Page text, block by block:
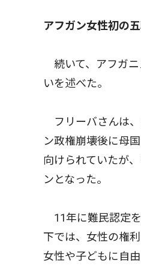
アフガン女性初の
続いて、アフガニ
いを述べた。
フリーバさんは、
ン政権崩壊後に母
向けられていたが
ンとなった。
11年に難民認定
下では、女性の権
女性や子どもに自